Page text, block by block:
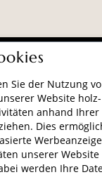
Versandkosten.
Sie der Nutzung
Website holz-
anhand Ihrer
Dies
unserer Website
werden Ihre